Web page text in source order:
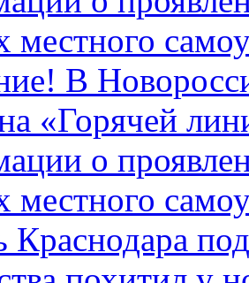
местного
В
«Горячей
о
местного
Краснодара